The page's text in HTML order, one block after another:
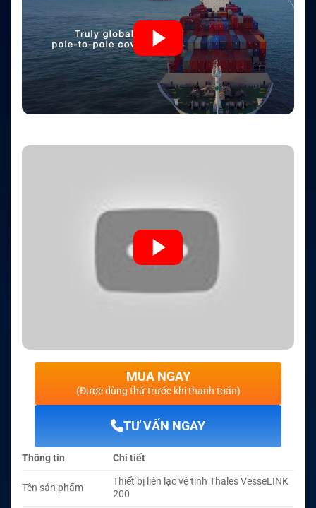
MUA NGAY
(Được dùng thử trước khi thanh toán)
TƯ VẤN NGAY
Thông tin Chi tiết
Tên sản phẩm
Thiết bị liên lạc vệ tinh Thales VesseLINK
200